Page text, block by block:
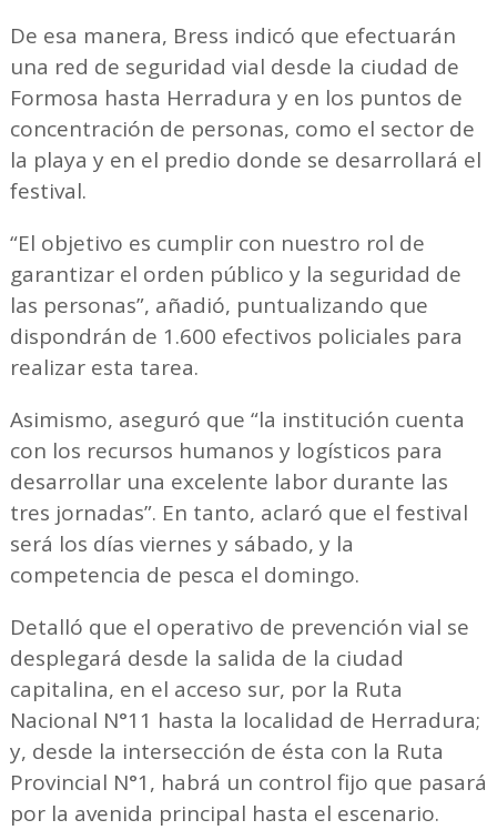
De esa manera, Bress indicó que efectuarán
una red de seguridad vial desde la ciudad de
Formosa hasta Herradura y en los puntos de
concentración de personas, como el sector de
la playa y en el predio donde se desarrollará el
festival.
“El objetivo es cumplir con nuestro rol de
garantizar el orden público y la seguridad de
las personas”, añadió, puntualizando que
dispondrán de 1.600 efectivos policiales para
realizar esta tarea.
Asimismo, aseguró que “la institución cuenta
con los recursos humanos y logísticos para
desarrollar una excelente labor durante las
tres jornadas”. En tanto, aclaró que el festival
será los días viernes y sábado, y la
competencia de pesca el domingo.
Detalló que el operativo de prevención vial se
desplegará desde la salida de la ciudad
capitalina, en el acceso sur, por la Ruta
Nacional N°11 hasta la localidad de Herradura;
y, desde la intersección de ésta con la Ruta
Provincial N°1, habrá un control fijo que pasará
por la avenida principal hasta el escenario.